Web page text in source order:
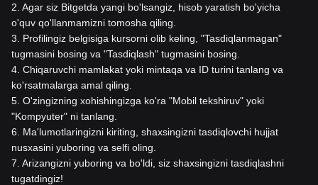
2 Agar siz Bitgetda yangi bo'lsangiz, hisob yaratish bo'yicha
o'quv qo'llanmamizni tomosha qiling.
3
Profilingiz belgisiga kursorni olib keling, "Tasdiqlanmagan"
tugmasini bosing va "Tasdiqlash" tugmasini bosing.
4 Chiqaruvchi mamlakat yoki mintaqa va ID turini tanlang va
ko'rsatmalarga amal qiling.
5 O'zingizning xohishingizga ko'ra "Mobil tekshiruv" yoki
"Kompyuter" ni tanlang.
6
Ma'lumotlaringizni kiriting, shaxsingizni tasdiqlovchi hujjat
nusxasini yuboring va selfi oling.
7 Arizangizni yuboring va bo'ldi, siz shaxsingizni tasdiqlashni
tugatdingiz!